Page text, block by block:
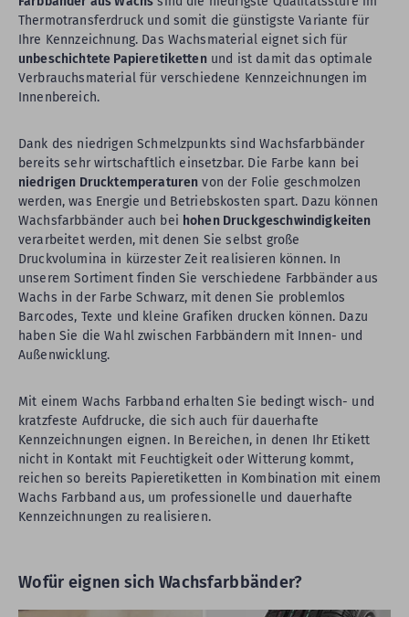
Thermotransferdruck und somit die günstigste Variante für
Ihre Kennzeichnung. Das Wachsmaterial eignet sich für
unbeschichtete Papieretikettenund ist damit das optimale
Verbrauchsmaterial für verschiedene Kennzeichnungen im
Innenbereich.
Dank des niedrigen Schmelzpunkts sind Wachsfarbbänder
bereits sehr wirtschaftlich einsetzbar. Die Farbe kann bei
niedrigen Drucktemperaturen von der Folie geschmolzen
werden, was Energie und Betriebskosten spart. Dazu können
Wachsfarbbänder auch bei hohen Druckgeschwindigkeiten
verarbeitet werden, mit denen Sie selbst große
Druckvolumina in kürzester Zeit realisieren können. In
unserem Sortiment finden Sie verschiedene Farbbänder aus
Wachs in der Farbe Schwarz, mit denen Sie problemlos
Barcodes, Texte und kleine Grafiken drucken können. Dazu
haben Sie die Wahl zwischen Farbbändern mit Innen- und
Außenwicklung.
Mit einem Wachs Farbband erhalten Sie bedingt wisch- und
kratzfeste Aufdrucke, die sich auch für dauerhafte
Kennzeichnungen eignen. In Bereichen, in denen Ihr Etikett
nicht in Kontakt mit Feuchtigkeit oder Witterung kommt,
reichen so bereits Papieretiketten in Kombination mit einem
Wachs Farbband aus, um professionelle und dauerhafte
Kennzeichnungen zu realisieren.
Wofür eignen sich Wachsfarbbänder?